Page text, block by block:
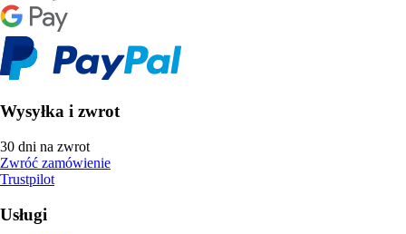
Wysyłka i zwrot
30 dni na zwrot
Zwróć zamówienie
Trustpilot
Usługi